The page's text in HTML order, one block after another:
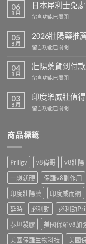
06
8 月
日本犀利士免
在
本
利
免
處
方
賣！
藥
你
台
怎
買〉
中
留言功能已關閉
05
8 月
2026壯陽藥推
在
壯
陽
藥
薦
清
單
教
需
求
挑〉
中
留言功能已關閉
04
8 月
壯陽藥貨到付
在
陽
藥
貨
款
嗎？
藥
師
點
破
3
大
陷
阱〉
中
留言功能已關閉
03
8 月
印度樂威壯值
在
樂
威
值
買
嗎？
藥
師
解
析
學
名
藥〉
留言功能已關閉
商品標籤
Priligy v8偉哥 v8壯陽
一想就硬
保羅v8副作用
印度壯陽藥
印度威而鋼
延時
必利勁 必利勁
泰坦凝膠
美國保羅v8加
美國保羅生物科技
美國